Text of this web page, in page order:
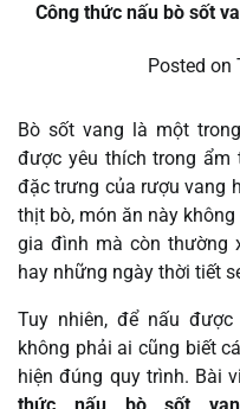
Công thức nấu bò sốt
Posted on
Bò sốt vang là một
được yêu thích trong ẩm
đặc trưng của rượu vang
thịt bò, món ăn này
gia đình mà còn thường
hay những ngày thời tiết
Tuy nhiên, để nấu
không phải ai cũng biết
hiện đúng quy trình. Bài